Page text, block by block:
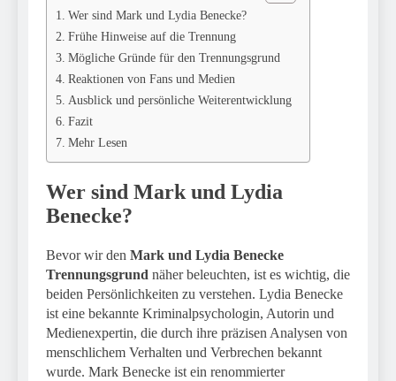
Wer sind Mark und Lydia Benecke?
Frühe Hinweise auf die Trennung
Mögliche Gründe für den Trennungsgrund
Reaktionen von Fans und Medien
Ausblick und persönliche Weiterentwicklung
Fazit
Mehr Lesen
Wer sind Mark und Lydia
Benecke?
Bevor wir den Mark und Lydia Benecke
Trennungsgrund näher beleuchten, ist es wichtig, die
beiden Persönlichkeiten zu verstehen. Lydia Benecke
ist eine bekannte Kriminalpsychologin, Autorin und
Medienexpertin, die durch ihre präzisen Analysen von
menschlichem Verhalten und Verbrechen bekannt
wurde. Mark Benecke ist ein renommierter